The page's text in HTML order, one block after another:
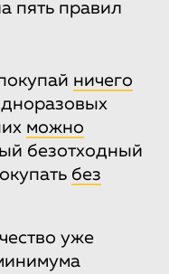
пять правил
ничего
можно
безотходный
без
уже